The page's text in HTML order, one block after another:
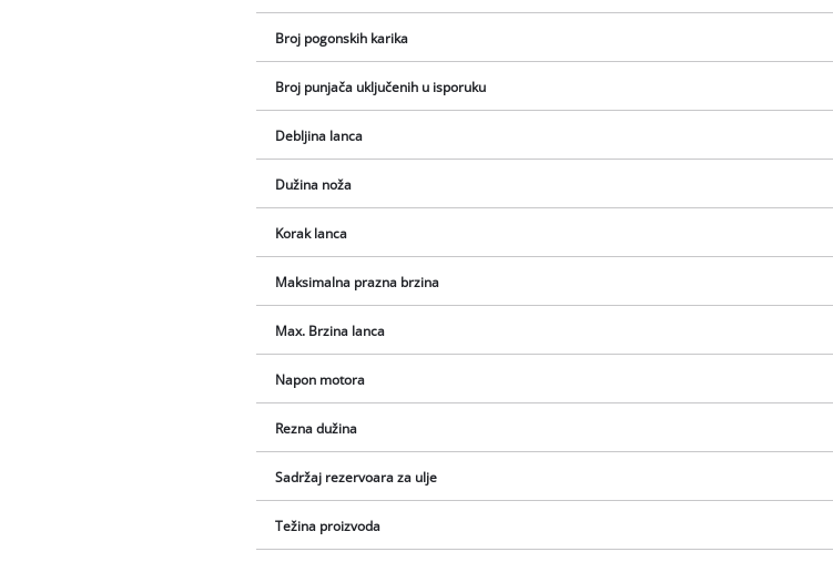
Powered byUsercentrics
Broj pogonskih karika
Broj punjača uključenih u isporuku
Debljina lanca
Dužina noža
Korak lanca
Maksimalna prazna brzina
Max. Brzina lanca
Napon motora
Rezna dužina
Sadržaj rezervoara za ulje
Težina proizvoda